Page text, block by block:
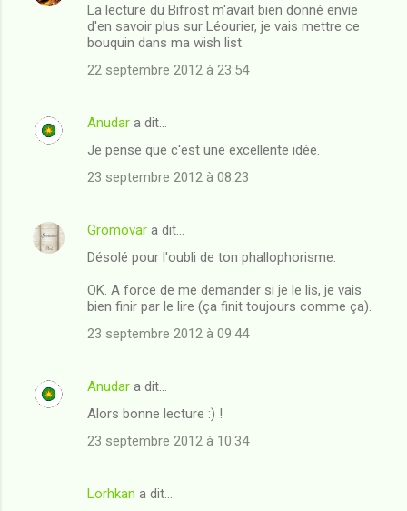
La lecture du Bifrost m'avait bien donné envie
d'en savoir plus sur Léourier, je vais mettre ce
bouquin dans ma wish list.
22 septembre 2012 à 23:54
Anudar a dit…
Je pense que c'est une excellente idée.
23 septembre 2012 à 08:23
Gromovar a dit…
Désolé pour l'oubli de ton phallophorisme.
OK. A force de me demander si je le lis, je vais
bien finir par le lire (ça finit toujours comme ça).
23 septembre 2012 à 09:44
Anudar a dit…
Alors bonne lecture :) !
23 septembre 2012 à 10:34
Lorhkan a dit…